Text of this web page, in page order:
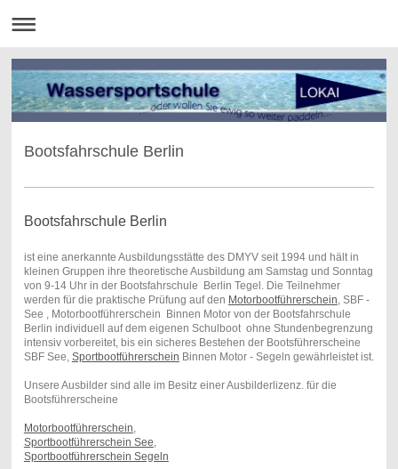
Bootsfahrschule Berlin
Bootsfahrschule Berlin
ist eine anerkannte Ausbildungsstätte des DMYV seit 1994 und hält in
kleinen Gruppen ihre theoretische Ausbildung am Samstag und Sonntag
von 9-14 Uhr in der Bootsfahrschule Berlin Tegel. Die Teilnehmer
werden für die praktische Prüfung auf den Motorbootführerschein, SBF -
See , Motorbootführerschein Binnen Motor von der Bootsfahrschule
Berlin individuell auf dem eigenen Schulboot ohne Stundenbegrenzung
intensiv vorbereitet, bis ein sicheres Bestehen der Bootsführerscheine
SBF See, Sportbootführerschein Binnen Motor - Segeln gewährleistet ist.
Unsere Ausbilder sind alle im Besitz einer Ausbilderlizenz. für die
Bootsführerscheine
Motorbootführerschein,
Sportbootführerschein See,
Sportbootführerschein Segeln